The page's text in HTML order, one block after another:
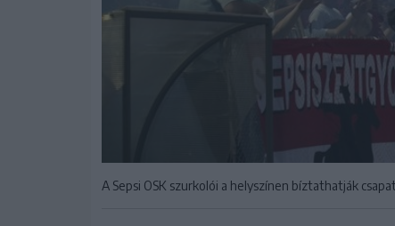
A Sepsi OSK szurkolói a helyszínen bíztathatják